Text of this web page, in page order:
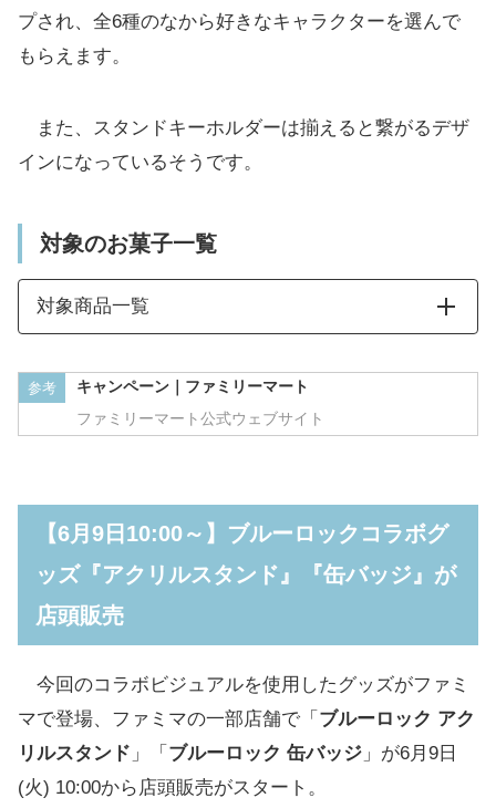
プされ、全6種のなから好きなキャラクターを選んで
もらえます。
また、スタンドキーホルダーは揃えると繋がるデザ
インになっているそうです。
対象のお菓子一覧
対象商品一覧
対象商品はコチラのPOPが目印
じゃがりこ細いやつサラダ
ミーノそら豆しお味
ドライシャウ
参考 キャンペーン｜ファミリーマート
ファミリーマート公式ウェブサイト
【6月9日10:00～】ブルーロックコラボグ
ッズ『アクリルスタンド』『缶バッジ』が
店頭販売
今回のコラボビジュアルを使用したグッズがファミ
マで登場、ファミマの一部店舗で「 ブルーロック アク
リルスタンド 」「 ブルーロック 缶バッジ 」が6月9日
(火) 10:00から店頭販売がスタート。